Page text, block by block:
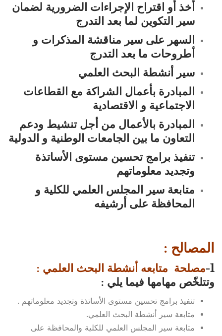
أخذ أو اقتراح الإجراءات الضرورية لضمان
سير التكوين لما بعد التدرج
السهر على سير مناقشة المذكرات و
أطروحات ما بعد التدرج
سير أنشطة البحث العلمي
المبادرة بأعمال الشراكة مع القطاعات
الاجتماعية و الاقتصادية
المبادرة بالأعمال من أجل تنشيط ودعم
التعاون ما بين الجامعات الوطنية و الدولية
تنفيذ برامج تحسين مستوى الأساتذة
وتجديد معلوماتهم
متابعة سير المجلس العلمي للكلية و
المحافظة على أرشيفه
المصالح :
1- مصلحة متابعه أنشطة البحث العلمي :
وتتلخّص مهامها فيما يلي :
تنفيذ برامج تحسين مستوى الأساتذة وتجديد معلوماتهم .
متابعة سير أنشطة البحث العلمي.
متابعة سير المجلس العلمي للكلية والمحافظة على